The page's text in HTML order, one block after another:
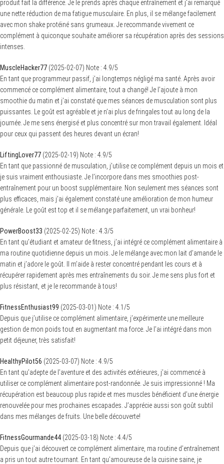
produit fait la différence. Je le prends après chaque entraînement et j’ai remarqué
une nette réduction de ma fatigue musculaire. En plus, il se mélange facilement
avec mon shake protéiné sans grumeaux. Je recommande vivement ce
complément à quiconque souhaite améliorer sa récupération après des sessions
intenses.
MuscleHacker77 (2025-02-07) Note : 4.9/5
En tant que programmeur passif, j’ai longtemps négligé ma santé. Après avoir
commencé ce complément alimentaire, tout a changé! Je l’ajoute à mon
smoothie du matin et j’ai constaté que mes séances de musculation sont plus
puissantes. Le goût est agréable et je n’ai plus de fringales tout au long de la
journée. Je me sens énergisé et plus concentré sur mon travail également. Idéal
pour ceux qui passent des heures devant un écran!
LiftingLover77 (2025-02-19) Note : 4.9/5
En tant que passionné de musculation, j’utilise ce complément depuis un mois et
je suis vraiment enthousiaste. Je l’incorpore dans mes smoothies post-
entraînement pour un boost supplémentaire. Non seulement mes séances sont
plus efficaces, mais j’ai également constaté une amélioration de mon humeur
générale. Le goût est top et il se mélange parfaitement, un vrai bonheur!
PowerBoost33 (2025-02-25) Note : 4.3/5
En tant qu’étudiant et amateur de fitness, j’ai intégré ce complément alimentaire à
ma routine quotidienne depuis un mois. Je le mélange avec mon lait d’amande le
matin et j’adore le goût. Il m’aide à rester concentré pendant les cours et à
récupérer rapidement après mes entraînements du soir. Je me sens plus fort et
plus résistant, et je le recommande à tous!
FitnessEnthusiast99 (2025-03-01) Note : 4.1 /5
Depuis que j’utilise ce complément alimentaire, j’expérimente une meilleure
gestion de mon poids tout en augmentant ma force. Je l’ai intégré dans mon
petit déjeuner, très satisfait!
HealthyPilot56 (2025-03-07) Note : 4.9/5
En tant qu’adepte de l’aventure et des activités extérieures, j’ai commencé à
utiliser ce complément alimentaire post-randonnée. Je suis impressionné ! Ma
récupération est beaucoup plus rapide et mes muscles bénéficient d’une énergie
renouvelée pour mes prochaines escapades. J’apprécie aussi son goût subtil
dans mes mélanges de fruits. Une belle découverte!
FitnessGourmande44 (2025-03-18) Note : 4.4/5
Depuis que j’ai découvert ce complément alimentaire, ma routine d’entraînement
a pris un tout autre tournant. En tant qu’amoureuse de la cuisine saine, je